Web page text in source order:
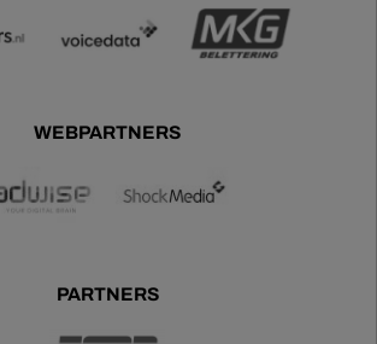
WEBPARTNERS
PARTNERS